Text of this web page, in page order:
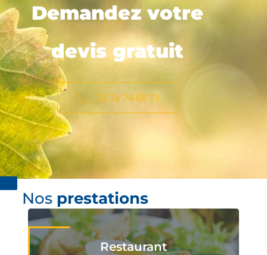
Demandez votre
devis gratuit
03 26 74 68 73
Nos prestations
Restaurant